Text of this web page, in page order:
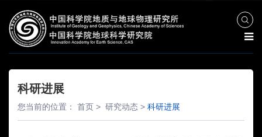
科研进展
您当前的位置： 首页 > 研究动态 > 科研进展